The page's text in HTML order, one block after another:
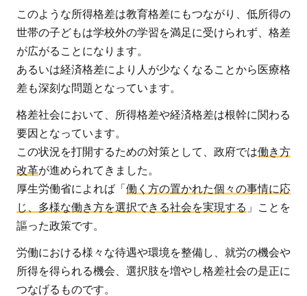
このような所得格差は教育格差にもつながり、低所得の
世帯の子どもは学校外の学習を満足に受けられず、格差
が広がることになります。
あるいは経済格差により人が少なくなることから医療格
差も深刻な問題となっています。
格差社会において、所得格差や経済格差は根幹に関わる
要因となっています。
この状況を打開するための対策として、政府では働き方
改革が進められてきました。
厚生労働省によれば「 働く方の置かれた個々の事情に応
じ、多様な働き方を選択できる社会を実現する 」ことを
謳った政策です。
労働における様々な待遇や環境を整備し、就労の機会や
所得を得られる機会、選択肢を増やし格差社会の是正に
つなげるものです。